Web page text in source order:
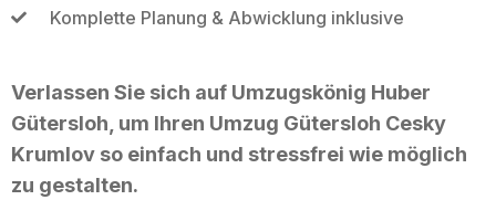
Komplette Planung & Abwicklung inklusive
Verlassen Sie sich auf Umzugskönig Huber
Gütersloh, um Ihren Umzug Gütersloh Cesky
Krumlov so einfach und stressfrei wie möglich
zu gestalten.